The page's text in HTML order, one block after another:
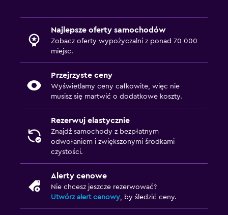
Najlepsze oferty samochodów
Zobacz oferty wypożyczalni z ponad 70 000
miejsc.
Przejrzyste ceny
Wyświetlamy ceny całkowite, więc nie
musisz się martwić o dodatkowe koszty.
Rezerwuj elastycznie
Znajdź samochody z bezpłatnym
odwołaniem i zwiększonymi środkami
czystości.
Alerty cenowe
Nie chcesz jeszcze rezerwować?
Utwórz alert cenowy, by śledzić ceny.